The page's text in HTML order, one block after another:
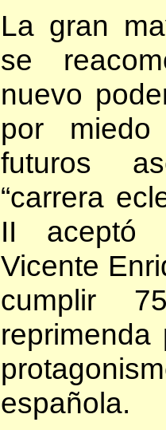
La gran
se
nuevo
por
futuros
“carrera
II aceptó
Vicente
cumplir
española.